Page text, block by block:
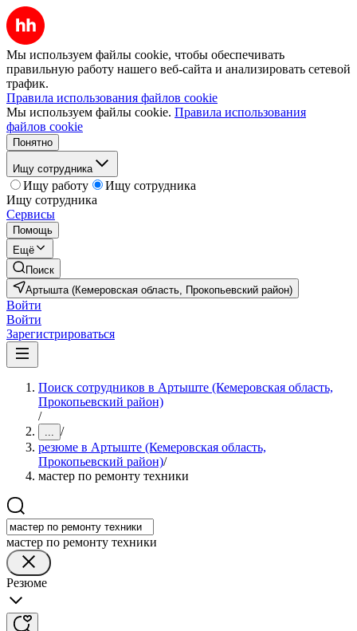
Мы используем файлы cookie, чтобы обеспечивать
правильную работу нашего веб-сайта и анализировать сетевой
трафик.
Правила использования файлов cookie
Мы используем файлы cookie. Правила использования
файлов cookie
Понятно
Ищу сотрудника
Ищу работу
Ищу сотрудника
Ищу сотрудника
Сервисы
Помощь
Ещё
Поиск
Артышта (Кемеровская область, Прокопьевский район)
Войти
Войти
Зарегистрироваться
Поиск сотрудников в Артыште (Кемеровская область,
Прокопьевский район)
/
... /
резюме в Артыште (Кемеровская область,
Прокопьевский район)/
мастер по ремонту техники
мастер по ремонту техники
Резюме